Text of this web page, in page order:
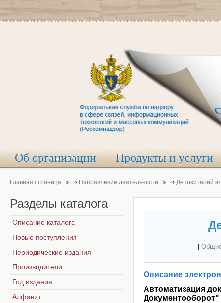
Об организации Продукты и услуги
Главная страница ⇒ Направление деятельности ⇒ Депозитарий
Описание
Автоматизация
Документооборот"
Разделы каталога
Описание каталога
Новые поступления
Периодические издания
Производители
Год издания
Алфавит